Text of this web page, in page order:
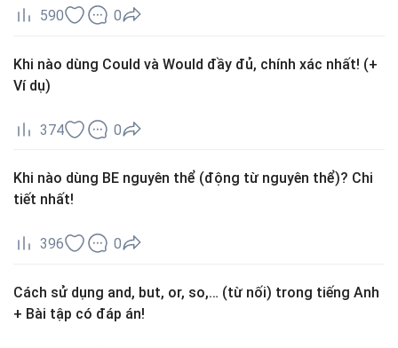
590 0
Khi nào dùng Could và Would đầy đủ, chính xác nhất! (+
Ví dụ)
374 0
Khi nào dùng BE nguyên thể (động từ nguyên thể)? Chi
tiết nhất!
396 0
Cách sử dụng and, but, or, so,… (từ nối) trong tiếng Anh
+ Bài tập có đáp án!